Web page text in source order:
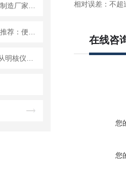
相对误差：不超
在线咨
您
您